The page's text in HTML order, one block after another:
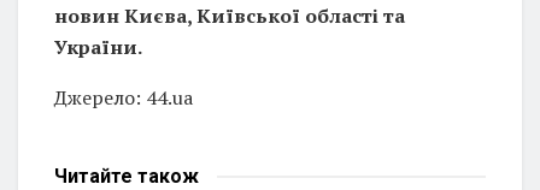
новин Києва, Київської області та
України.
Джерело: 44.ua
Читайте також